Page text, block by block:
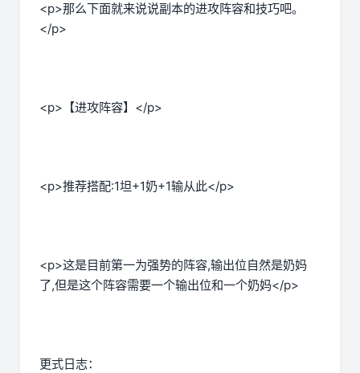
<p>那么下面就来说说副本的进攻阵容和技巧吧。
</p>
<p>【进攻阵容】</p>
<p>推荐搭配:1坦+1奶+1输从此</p>
<p>这是目前第一为强势的阵容,输出位自然是奶妈
了,但是这个阵容需要一个输出位和一个奶妈</p>
更式日志：